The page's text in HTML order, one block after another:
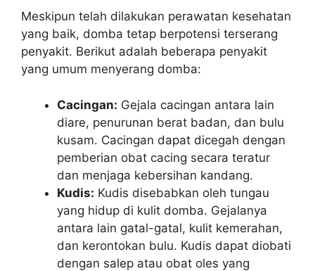
Meskipun telah dilakukan perawatan kesehatan
yang baik, domba tetap berpotensi terserang
penyakit. Berikut adalah beberapa penyakit
yang umum menyerang domba:
Cacingan: Gejala cacingan antara lain
diare, penurunan berat badan, dan bulu
kusam. Cacingan dapat dicegah dengan
pemberian obat cacing secara teratur
dan menjaga kebersihan kandang.
Kudis: Kudis disebabkan oleh tungau
yang hidup di kulit domba. Gejalanya
antara lain gatal-gatal, kulit kemerahan,
dan kerontokan bulu. Kudis dapat diobati
dengan salep atau obat oles yang